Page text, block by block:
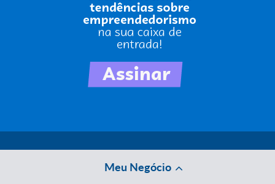
Meu Negócio